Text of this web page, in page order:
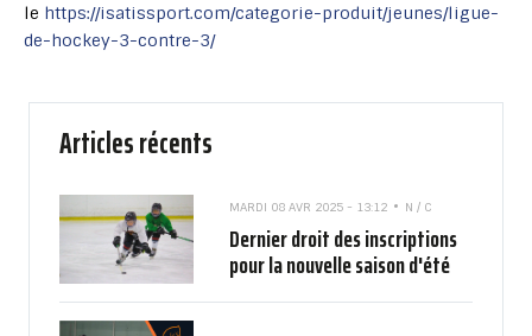
le https://isatissport.com/categorie-produit/jeunes/ligue-
de-hockey-3-contre-3/
Articles récents
MARDI 08 AVR 2025 - 13:12 N / C
Dernier droit des inscriptions
pour la nouvelle saison d'été